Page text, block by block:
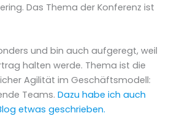
Das Thema der Konferenz ist
und bin auch aufgeregt, weil
halten werde. Thema ist die
Agilität im Geschäftsmodell:
Teams. Dazu habe ich auch
etwas geschrieben.